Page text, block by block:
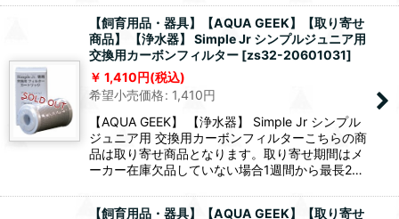
【飼育用品・器具】【AQUA GEEK】【取り寄せ
商品】 【浄水器】 Simple Jr シンプルジュニア用
交換用カーボンフィルター [zs32-20601031]
1,410円(税込)
希望小売価格: 1,410円
【AQUA GEEK】 【浄水器】 Simple Jr シンプル
ジュニア用 交換用カーボンフィルターこちらの商
品は取り寄せ商品となります。取り寄せ期間はメ
ーカー在庫欠品していない場合1週間から最長2…
【飼育用品・器具】【AQUA GEEK】【取り寄せ